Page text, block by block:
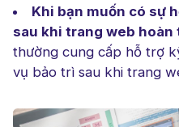
Khi bạn muốn có sự
sau khi trang web hoàn
thường cung cấp hỗ trợ
vụ bảo trì sau khi trang